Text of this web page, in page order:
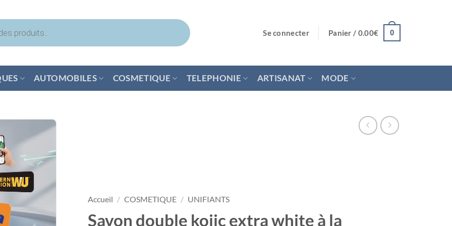
Se connecter Panier / 0.00€ 0
AUTOMOBILES COSMETIQUE TELEPHONIE ARTISANAT MODE
Accueil / COSMETIQUE / UNIFIANTS
Savon double kojic extra white à la